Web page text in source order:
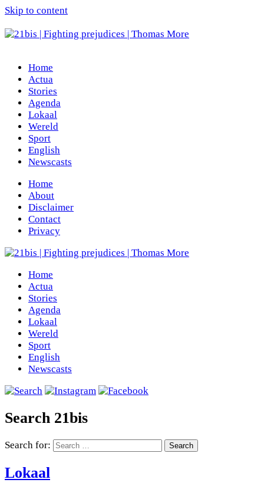
Skip to content
Home
Actua
Stories
Agenda
Lokaal
Wereld
Sport
English
Newscasts
Home
About
Disclaimer
Contact
Privacy
Home
Actua
Stories
Agenda
Lokaal
Wereld
Sport
English
Newscasts
Search 21bis
Search for:
Lokaal